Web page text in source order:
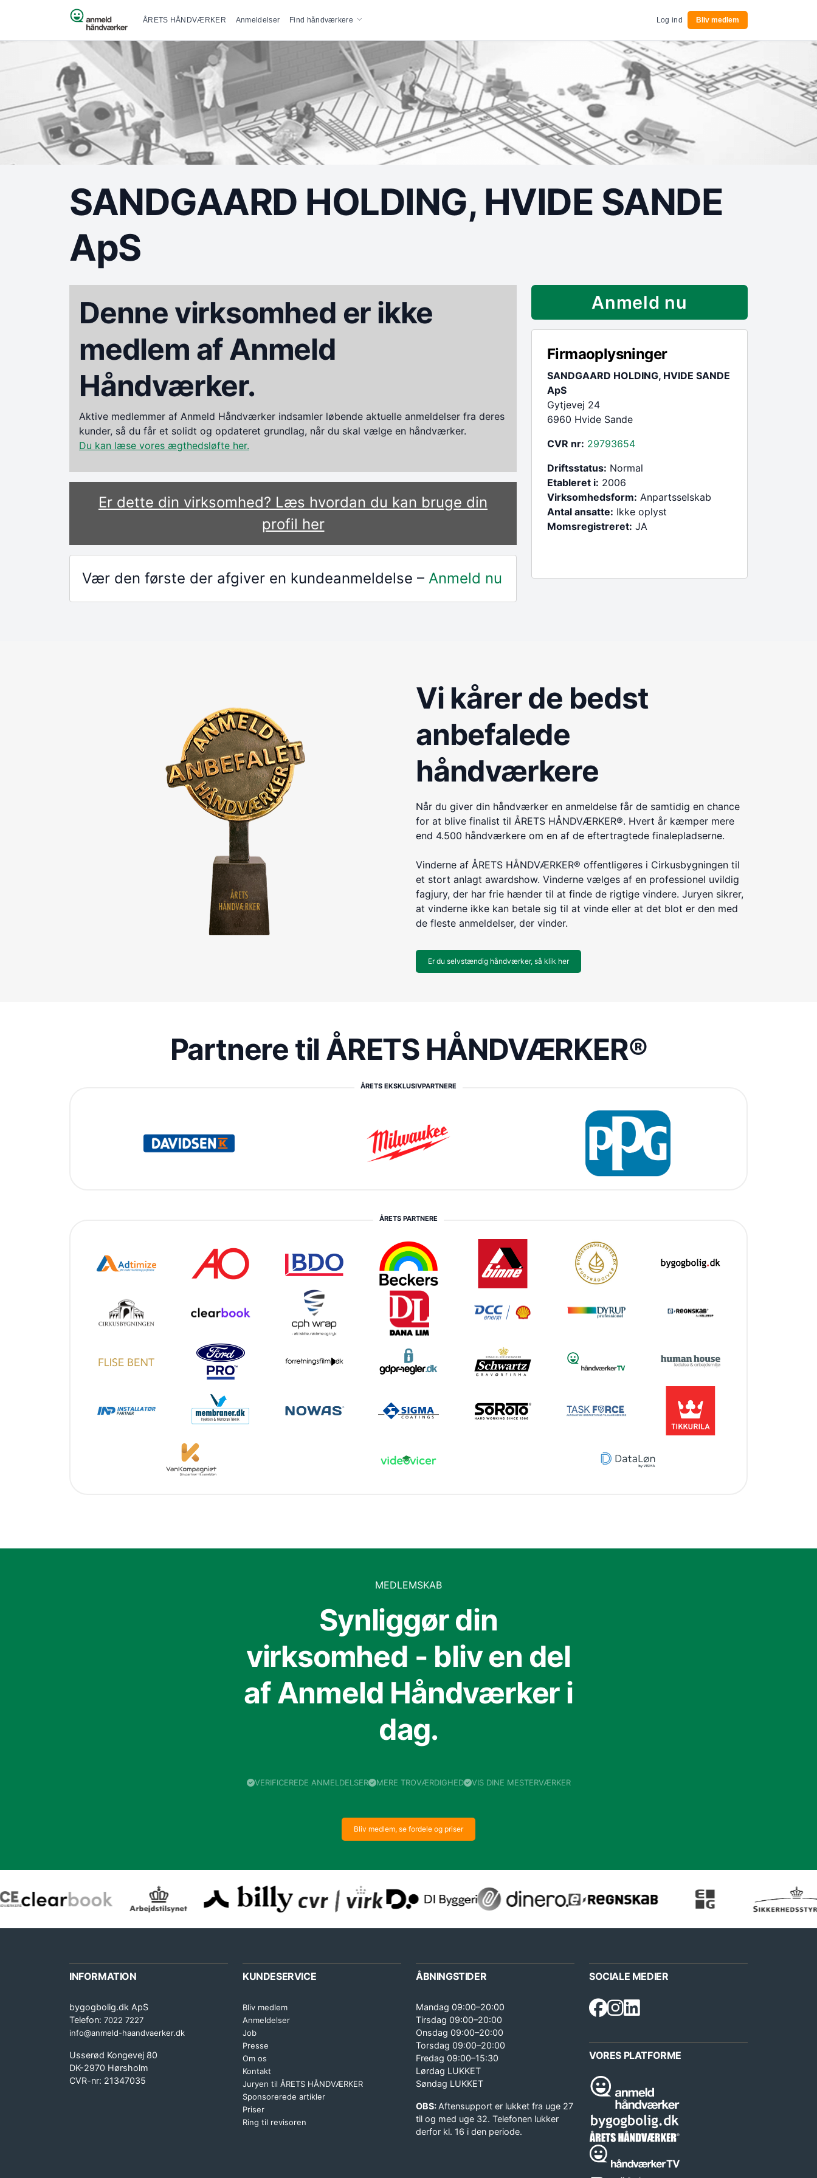
Spring til indhold Primær navigation
ÅRETS HÅNDVÆRKER Anmeldelser Find håndværkere Log ind Bliv medlem
SANDGAARD HOLDING, HVIDE SANDE
ApS
Denne virksomhed er ikke
medlem af Anmeld
Håndværker.
Aktive medlemmer af Anmeld Håndværker indsamler løbende aktuelle anmeldelser fra deres
kunder, så du får et solidt og opdateret grundlag, når du skal vælge en håndværker.
Du kan læse vores ægthedsløfte her.
Er dette din virksomhed? Læs hvordan du kan bruge din
profil her
Vær den første der afgiver en kundeanmeldelse – Anmeld nu
Anmeld nu
Firmaoplysninger
SANDGAARD HOLDING, HVIDE SANDE
ApS
Gytjevej 24
6960 Hvide Sande
CVR nr: 29793654
Driftsstatus: Normal
Etableret i: 2006
Virksomhedsform: Anpartsselskab
Antal ansatte: Ikke oplyst
Momsregistreret: JA
Vi kårer de bedst
anbefalede
håndværkere
Når du giver din håndværker en anmeldelse får de samtidig en chance
for at blive finalist til ÅRETS HÅNDVÆRKER®. Hvert år kæmper mere
end 4.500 håndværkere om en af de eftertragtede finalepladserne.
Vinderne af ÅRETS HÅNDVÆRKER® offentligøres i Cirkusbygningen til
et stort anlagt awardshow. Vinderne vælges af en professionel uvildig
fagjury, der har frie hænder til at finde de rigtige vindere. Juryen sikrer,
at vinderne ikke kan betale sig til at vinde eller at det blot er den med
de fleste anmeldelser, der vinder.
Er du selvstændig håndværker, så klik her
Partnere til ÅRETS HÅNDVÆRKER®
ÅRETS EKSKLUSIVPARTNERE
ÅRETS PARTNERE
MEDLEMSKAB
Synliggør din
virksomhed - bliv en del
af Anmeld Håndværker i
dag.
VERIFICEREDE ANMELDELSER MERE TROVÆRDIGHED VIS DINE MESTERVÆRKER
Bliv medlem, se fordele og priser
INFORMATION
bygogbolig.dk ApS
Telefon: 7022 7227
info@anmeld-haandvaerker.dk
Usserød Kongevej 80
DK-2970 Hørsholm
CVR-nr: 21347035
KUNDESERVICE
Bliv medlem
Anmeldelser
Job
Presse
Om os
Kontakt
Juryen til ÅRETS HÅNDVÆRKER
Sponsorerede artikler
Priser
Ring til revisoren
ÅBNINGSTIDER
Mandag 09:00–20:00
Tirsdag 09:00–20:00
Onsdag 09:00–20:00
Torsdag 09:00–20:00
Fredag 09:00–15:30
Lørdag LUKKET
Søndag LUKKET
OBS:Aftensupport er lukket fra uge 27
til og med uge 32. Telefonen lukker
derfor kl. 16 i den periode.
SOCIALE MEDIER
VORES PLATFORME